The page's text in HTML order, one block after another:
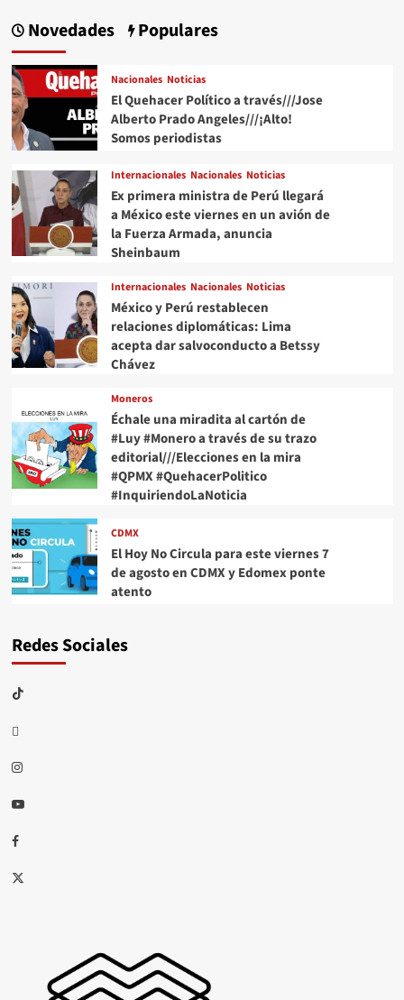
Novedades Populares
Nacionales Noticias
El Quehacer Político a través///Jose
Alberto Prado Angeles///¡Alto!
Somos periodistas
Internacionales Nacionales Noticias
Ex primera ministra de Perú llegará
a México este viernes en un avión de
la Fuerza Armada, anuncia
Sheinbaum
Internacionales Nacionales Noticias
México y Perú restablecen
relaciones diplomáticas: Lima
acepta dar salvoconducto a Betssy
Chávez
Moneros
Échale una miradita al cartón de
#Luy #Monero a través de su trazo
editorial///Elecciones en la mira
#QPMX #QuehacerPolitico
#InquiriendoLaNoticia
CDMX
El Hoy No Circula para este viernes 7
de agosto en CDMX y Edomex ponte
atento
Redes Sociales
TikTok
threads
Instagram
Youtube
Facebook
X